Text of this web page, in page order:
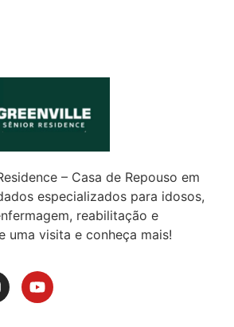
– Casa de Repouso em
especializados para idosos,
reabilitação e
uma visita e conheça mais!